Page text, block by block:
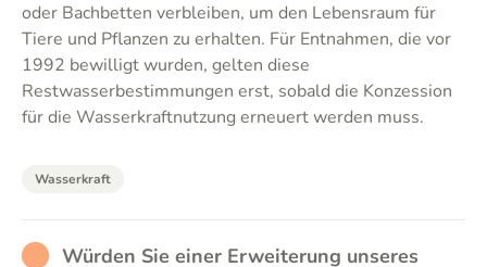
oder Bachbetten verbleiben, um den Lebensraum für
Tiere und Pflanzen zu erhalten. Für Entnahmen, die vor
1992 bewilligt wurden, gelten diese
Restwasserbestimmungen erst, sobald die Konzession
für die Wasserkraftnutzung erneuert werden muss.
Wasserkraft
RATHER_BAD
Würden Sie einer Erweiterung unseres